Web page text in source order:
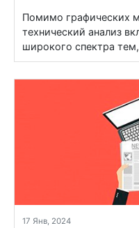
Помимо графических
технический анализ
широкого спектра
17 Янв, 2024